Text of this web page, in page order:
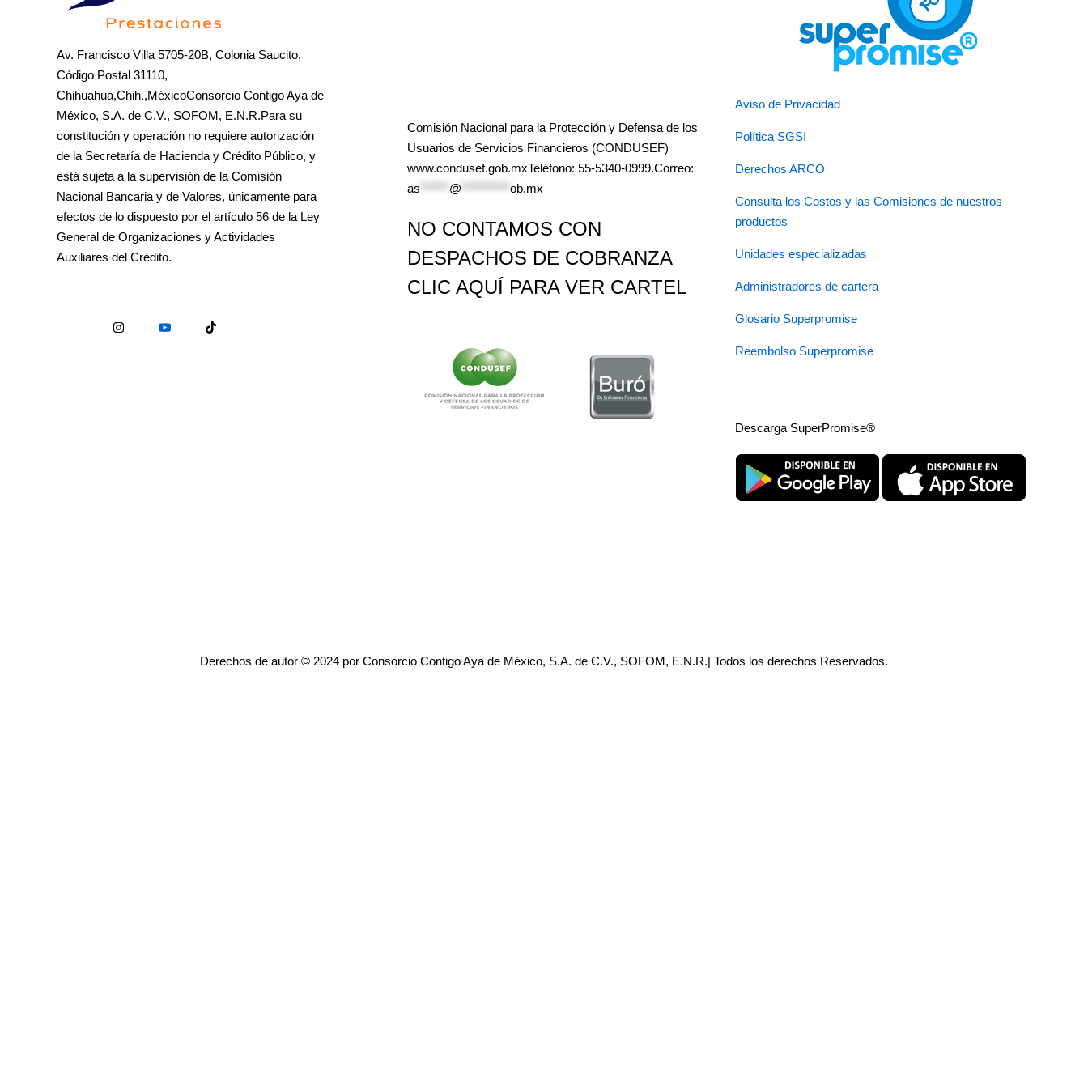
Av. Francisco Villa 5705-20B, Colonia Saucito,
Código Postal 31110,
Chihuahua,Chih.,MéxicoConsorcio Contigo Aya de
México, S.A. de C.V., SOFOM, E.N.R.Para su
constitución y operación no requiere autorización
de la Secretaría de Hacienda y Crédito Público, y
está sujeta a la supervisión de la Comisión
Nacional Bancaria y de Valores, únicamente para
efectos de lo dispuesto por el artículo 56 de la Ley
General de Organizaciones y Actividades
Auxiliares del Crédito.
Comisión Nacional para la Protección y Defensa de los
Usuarios de Servicios Financieros (CONDUSEF)
www.condusef.gob.mxTeléfono: 55-5340-0999.Correo:
as
@ ob.mx
NO CONTAMOS CON
DESPACHOS DE COBRANZA
CLIC AQUÍ PARA VER CARTEL
Aviso de Privacidad
Política SGSI
Derechos ARCO
Consulta los Costos y las Comisiones de nuestros
productos
Unidades especializadas
Administradores de cartera
Glosario Superpromise
Reembolso Superpromise
Descarga SuperPromise®
Derechos de autor © 2024 por Consorcio Contigo Aya de México, S.A. de C.V., SOFOM, E.N.R.| Todos los derechos Reservados.